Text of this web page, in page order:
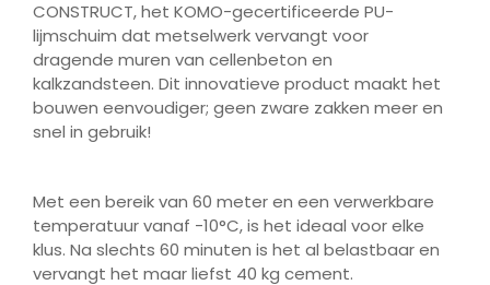
CONSTRUCT, het KOMO-gecertificeerde PU-
lijmschuim dat metselwerk vervangt voor
dragende muren van cellenbeton en
kalkzandsteen. Dit innovatieve product maakt het
bouwen eenvoudiger; geen zware zakken meer en
snel in gebruik!
Met een bereik van 60 meter en een verwerkbare
temperatuur vanaf -10°C, is het ideaal voor elke
klus. Na slechts 60 minuten is het al belastbaar en
vervangt het maar liefst 40 kg cement.